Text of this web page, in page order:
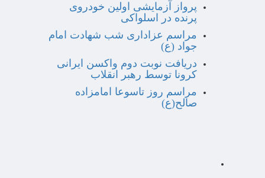
پرواز آزمایشی اولین خودروی
پرنده در اسلواکی
مراسم عزاداری شب شهادت امام
جواد (ع)
دریافت نوبت دوم واکسن ایرانی
کرونا توسط رهبر انقلاب
مراسم روز تاسوعا امامزاده
صالح(ع)